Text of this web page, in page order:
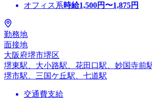
オフィス系時給1,500円〜1,875円
勤務地
面接地
大阪府堺市堺区
堺東駅、大小路駅、花田口駅、妙国寺前
堺市駅、三国ケ丘駅、七道駅
交通費支給